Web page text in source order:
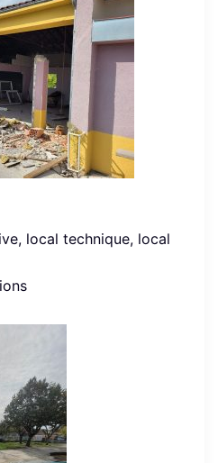
local technique, local